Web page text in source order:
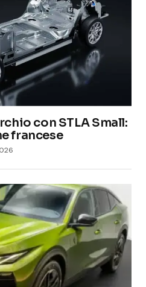
con STLA Small:
francese